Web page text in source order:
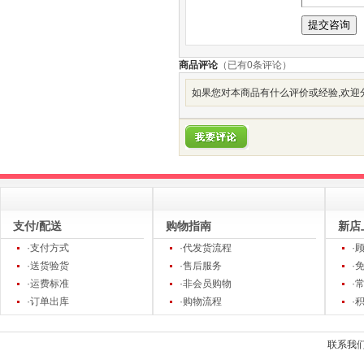
商品评论 （已有0条评论）
如果您对本商品有什么评价或经验,欢迎
支付/配送
·支付方式
·送货验货
·运费标准
·订单出库
购物指南
·代发货流程
·售后服务
·非会员购物
·购物流程
新店
·
·
·
·
联系我